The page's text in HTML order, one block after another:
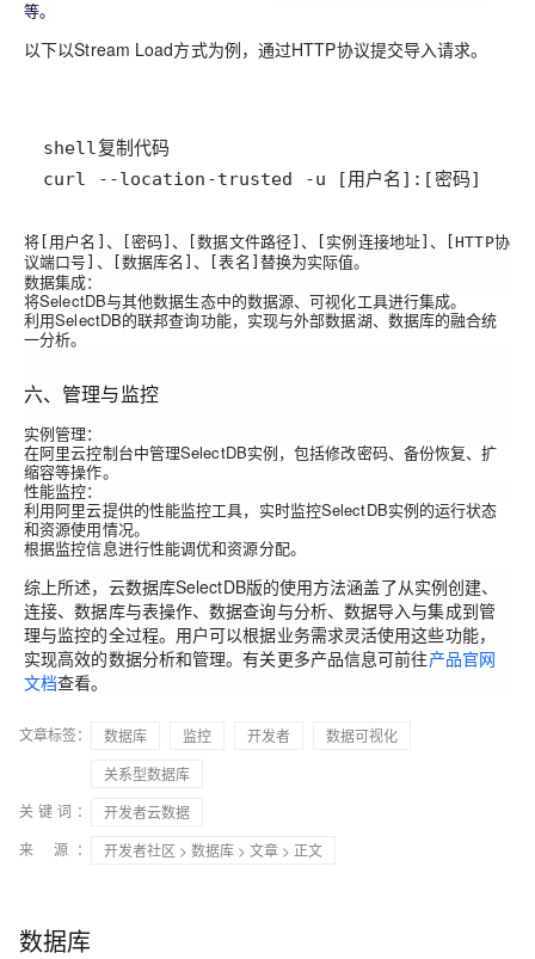
等。
以下以Stream Load方式为例，通过HTTP协议提交导入请求。
curl
--location -trusted -u [用户名]:[密码]
将 [用户名] 、 [密码] 、 [数据文件路径] 、 [实例连接地址] 、
[HTTP协
议端口号] 、 [数据库名] 、 [表名] 替换为实际值。
数据集成：
将SelectDB与其他数据生态中的数据源、可视化工具进行集成。
利用SelectDB的联邦查询功能，实现与外部数据湖、数据库的融合统
一分析。
六、管理与监控
实例管理：
在阿里云控制台中管理SelectDB实例，包括修改密码、备份恢复、扩
缩容等操作。
性能监控：
利用阿里云提供的性能监控工具，实时监控SelectDB实例的运行状态
和资源使用情况。
根据监控信息进行性能调优和资源分配。
综上所述，云数据库SelectDB版的使用方法涵盖了从实例创建、
连接、数据库与表操作、数据查询与分析、数据导入与集成到管
理与监控的全过程。用户可以根据业务需求灵活使用这些功能，
实现高效的数据分析和管理。有关更多产品信息可前往产品官网
文档查看。
文章标签： 数据库 监控 开发者
数据可视化
关系型数据库
关键词：
开发者云数据
来 源：
开发者社区 > 数据库 > 文章 > 正文
数据库